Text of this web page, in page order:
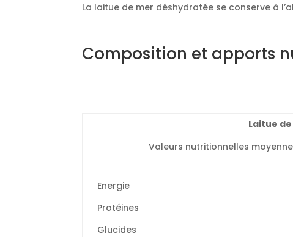
La laitue de mer déshydratée se conserve à
Composition et apports
Laitue
Valeurs nutritionnelles
Energie
Protéines
Glucides